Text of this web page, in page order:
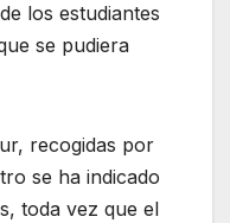
los estudiantes
se pudiera
recogidas por
se ha indicado
toda vez que el